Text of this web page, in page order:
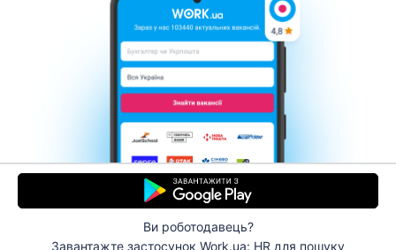
Ви роботодавець?
Завантажте застосунок Work.ua: HR для пошуку
Контакти Про нас
Кар’єра
Допомога Умови використання
© 2006–2026 Work.ua. Сервіс пошуку роботи №1 в